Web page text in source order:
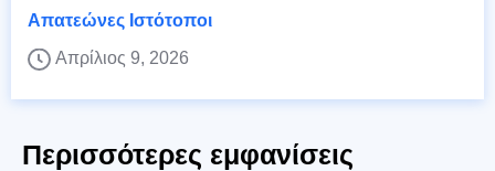
Απατεώνες Ιστότοποι
Απρίλιος 9, 2026
Περισσότερες εμφανίσεις